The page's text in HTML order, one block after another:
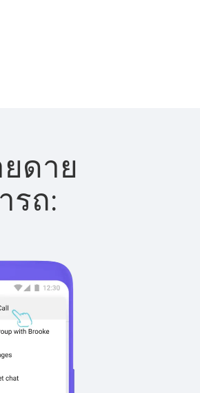
ดาย
รถ: